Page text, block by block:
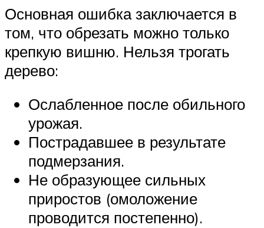
Основная ошибка заключается в
том, что обрезать можно только
крепкую вишню. Нельзя трогать
дерево:
Ослабленное после обильного
урожая.
Пострадавшее в результате
подмерзания.
Не образующее сильных
приростов (омоложение
проводится постепенно).